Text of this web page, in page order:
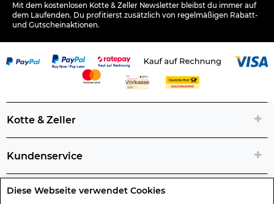
Diese Webseite verwendet Cookies
Mit dem kostenlosen Kotte & Zeller Newsletter bleibst du immer auf
dem Laufenden. Du profitierst zusätzlich von regelmäßigen Rabatt-
und Gutscheinaktionen.
Kotte & Zeller
Kundenservice
Rechtliche Artikelinfos